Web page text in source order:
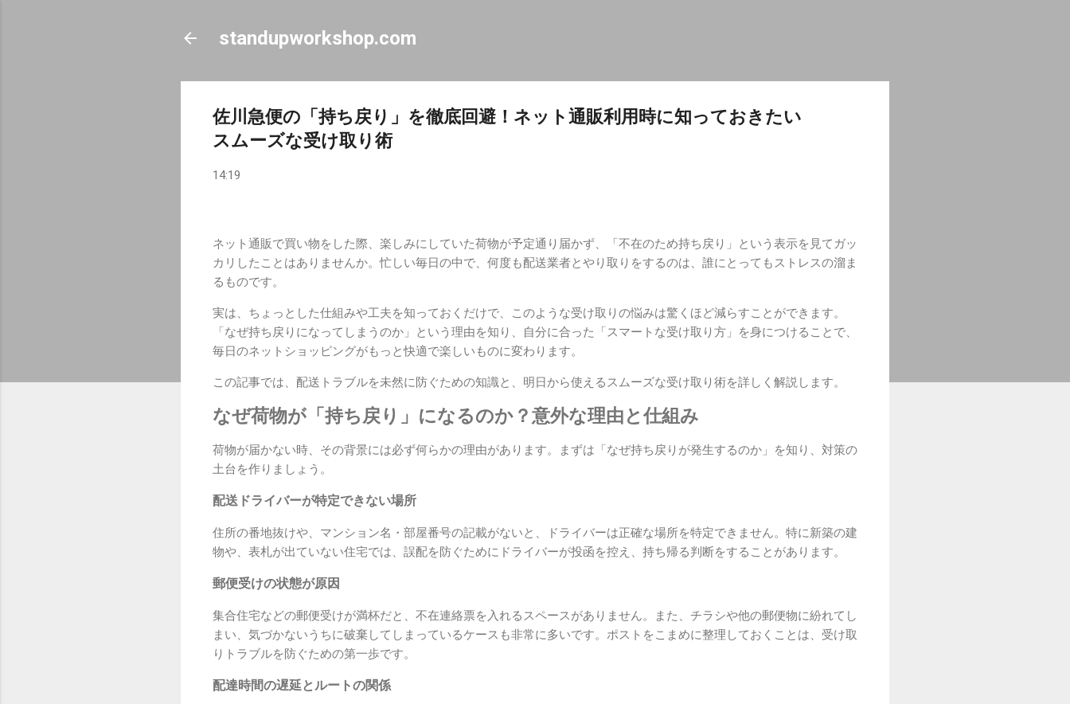
standupworkshop.com
佐川急便の「持ち戻り」を徹底回避！ネット通販利用時に知っておきたい
スムーズな受け取り術
14:19
ネット通販で買い物をした際、楽しみにしていた荷物が予定通り届かず、「不在のため持ち戻り」という表示を見てガッ
カリしたことはありませんか。忙しい毎日の中で、何度も配送業者とやり取りをするのは、誰にとってもストレスの溜ま
るものです。
実は、ちょっとした仕組みや工夫を知っておくだけで、このような受け取りの悩みは驚くほど減らすことができます。
「なぜ持ち戻りになってしまうのか」という理由を知り、自分に合った「スマートな受け取り方」を身につけることで、
毎日のネットショッピングがもっと快適で楽しいものに変わります。
この記事では、配送トラブルを未然に防ぐための知識と、明日から使えるスムーズな受け取り術を詳しく解説します。
なぜ荷物が「持ち戻り」になるのか？意外な理由と仕組み
荷物が届かない時、その背景には必ず何らかの理由があります。まずは「なぜ持ち戻りが発生するのか」を知り、対策の
土台を作りましょう。
配送ドライバーが特定できない場所
住所の番地抜けや、マンション名・部屋番号の記載がないと、ドライバーは正確な場所を特定できません。特に新築の建
物や、表札が出ていない住宅では、誤配を防ぐためにドライバーが投函を控え、持ち帰る判断をすることがあります。
郵便受けの状態が原因
集合住宅などの郵便受けが満杯だと、不在連絡票を入れるスペースがありません。また、チラシや他の郵便物に紛れてし
まい、気づかないうちに破棄してしまっているケースも非常に多いです。ポストをこまめに整理しておくことは、受け取
りトラブルを防ぐための第一歩です。
配達時間の遅延とルートの関係